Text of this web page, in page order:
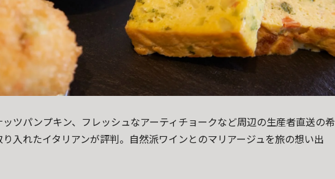
ツパンプキン、フレッシュなアーティチョークなど周辺の生産者直送の希
入れたイタリアンが評判。自然派ワインとのマリアージュを旅の想い出